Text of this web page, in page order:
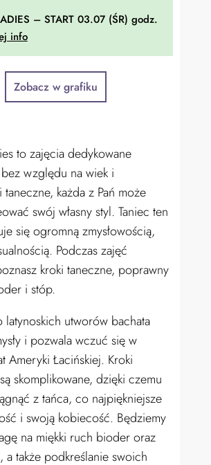
– START 03.07 (ŚR) godz.
info
Zobacz w grafiku
to zajęcia dedykowane
względu na wiek i
każda z Pań może
swój własny styl. Taniec ten
się ogromną zmysłowością,
Podczas zajęć
kroki taneczne, poprawny
i stóp.
latynoskich utworów bachata
i pozwala wczuć się w
Ameryki Łacińskiej. Kroki
skomplikowane, dzięki czemu
z tańca, co najpiękniejsze
i swoją kobiecość. Będziemy
na miękki ruch bioder oraz
a także podkreślanie swoich